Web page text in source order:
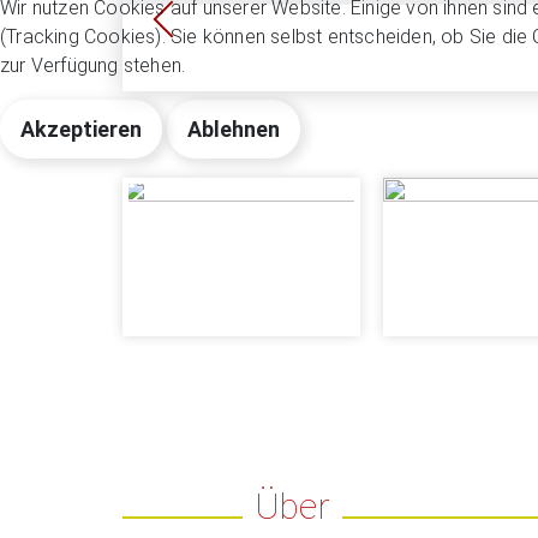
Über
Wir nutzen Cookies auf unserer Website. Einige von ihnen
(Tracking Cookies). Sie können selbst entscheiden, ob Sie
zur Verfügung stehen.
Akzeptieren Ablehnen